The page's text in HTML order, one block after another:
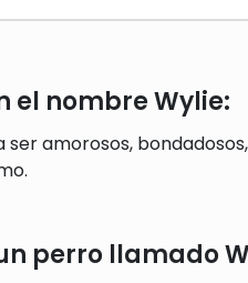
el nombre Wylie:
amorosos,
perro llamado